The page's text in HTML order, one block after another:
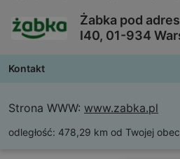
Żabka pod
I40, 01-934
Kontakt
Strona WWW: www.zabka.pl
odległość: 478,29 km od Twojej